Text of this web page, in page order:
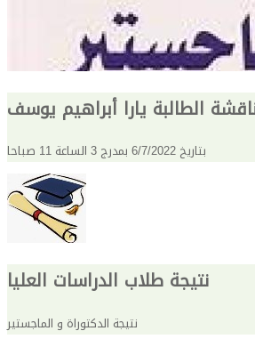
الطالبة يارا أبراهيم يوسف
بتاريخ 6/7/2022 بمدرج 3 الساعة 11 صباحا
نتيجة طلاب الدراسات العليا
نتيجة الدكتوراة و الماجستير